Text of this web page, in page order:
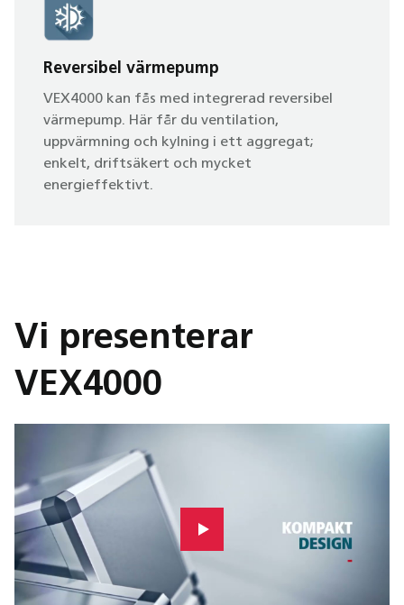
Reversibel värmepump
VEX4000 kan fås med integrerad reversibel
värmepump. Här får du ventilation,
uppvärmning och kylning i ett aggregat;
enkelt, driftsäkert och mycket
energieffektivt.
Vi presenterar
VEX4000